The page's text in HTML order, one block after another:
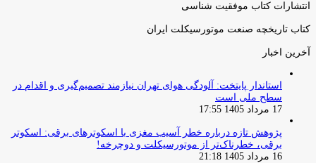
انتشارات کتاب موفقیت شناسی
کتاب تاریخچه صنعت موتورسیکلت ایران
آخرین اخبار
استاندار پایتخت: آلودگی هوای تهران نیازمند تصمیم‌گیری و اقدام در
سطح ملی است
17 مرداد 1405 17:55
پژوهش تازه درباره خطر آسیب مغزی با اسکوترهای برقی: اسکوتر
برقی، خطرناک‌تر از موتورسیکلت و دوچرخه!
16 مرداد 1405 21:18